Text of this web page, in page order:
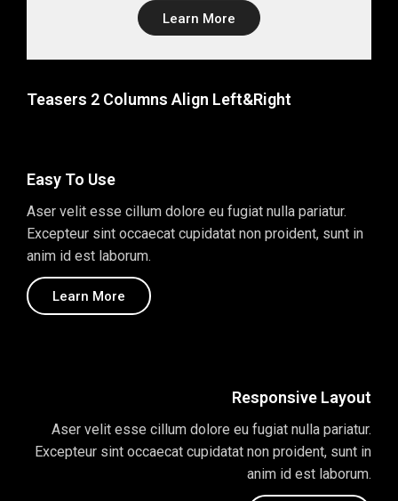
Learn More
Teasers 2 Columns Align Left&Right
Easy To Use
Aser velit esse cillum dolore eu fugiat nulla pariatur.
Excepteur sint occaecat cupidatat non proident, sunt in
anim id est laborum.
Learn More
Responsive Layout
Aser velit esse cillum dolore eu fugiat nulla pariatur.
Excepteur sint occaecat cupidatat non proident, sunt in
anim id est laborum.